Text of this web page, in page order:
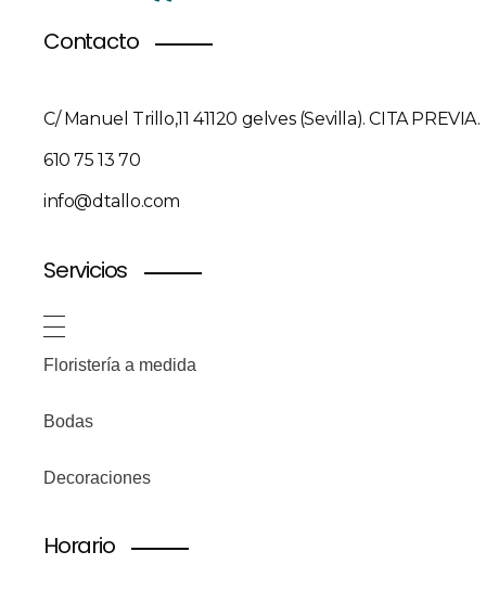
Contacto
C/ Manuel Trillo,11 41120 gelves (Sevilla). CITA PREVIA.
610 75 13 70
info@dtallo.com
Servicios
Floristería a medida
Bodas
Decoraciones
Horario